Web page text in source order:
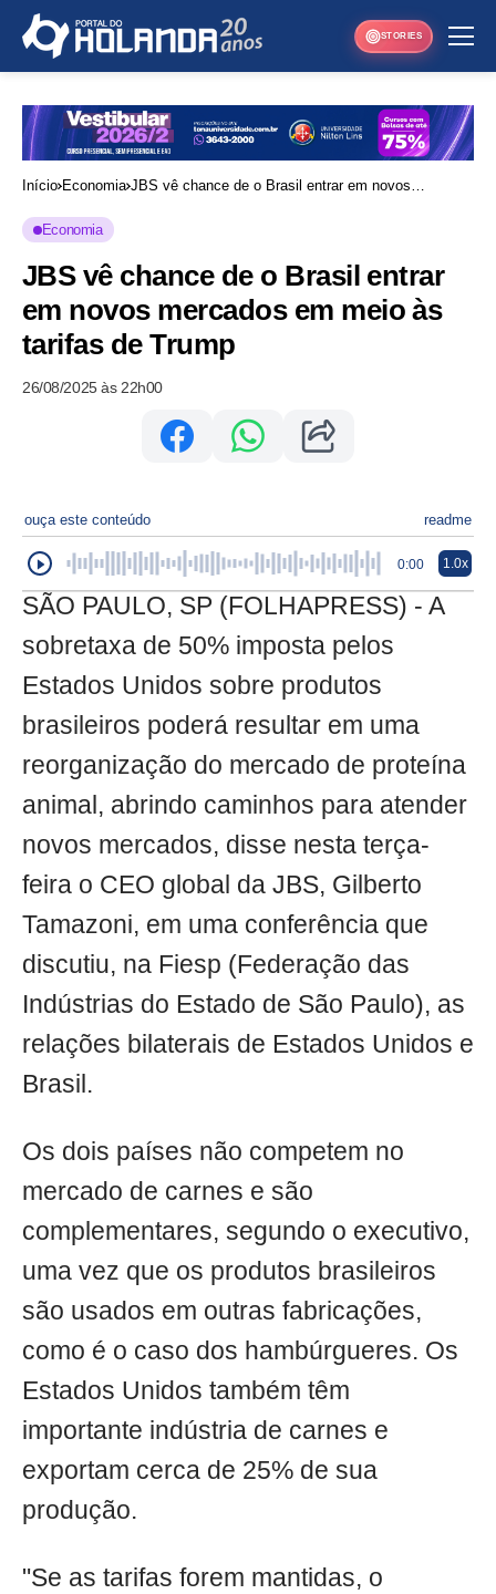
STORIES
Início Economia JBS vê chance de o Brasil entrar em novos
Economia
JBS vê chance de o Brasil entrar
em novos mercados em meio às
tarifas de Trump
26/08/2025 às 22h00
ouça este conteúdo readme
0:00 1.0x
SÃO PAULO, SP (FOLHAPRESS) - A
sobretaxa de 50% imposta pelos
Estados Unidos sobre produtos
brasileiros poderá resultar em uma
reorganização do mercado de proteína
animal, abrindo caminhos para atender
novos mercados, disse nesta terça-
feira o CEO global da JBS, Gilberto
Tamazoni, em uma conferência que
discutiu, na Fiesp (Federação das
Indústrias do Estado de São Paulo), as
relações bilaterais de Estados Unidos e
Brasil.
Os dois países não competem no
mercado de carnes e são
complementares, segundo o executivo,
uma vez que os produtos brasileiros
são usados em outras fabricações,
como é o caso dos hambúrgueres. Os
Estados Unidos também têm
importante indústria de carnes e
exportam cerca de 25% de sua
produção.
"Se as tarifas forem mantidas, o